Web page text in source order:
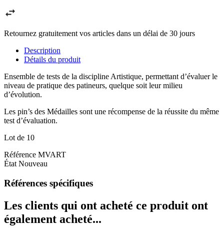
Retournez gratuitement vos articles dans un délai de 30 jours
Description
Détails du produit
Ensemble de tests de la discipline Artistique, permettant d’évaluer le
niveau de pratique des patineurs, quelque soit leur milieu
d’évolution.
Les pin’s des Médailles sont une récompense de la réussite du même
test d’évaluation.
Lot de 10
Référence MVART
ÉtatNouveau
Références spécifiques
Les clients qui ont acheté ce produit ont
également acheté...